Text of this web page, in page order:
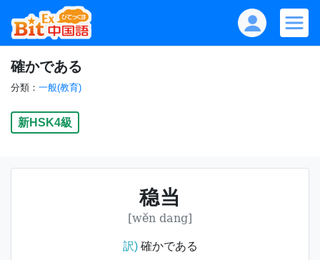
確かである
分類： 一般(教育)
新HSK4級
稳当
[wěn dang]
訳)確かである